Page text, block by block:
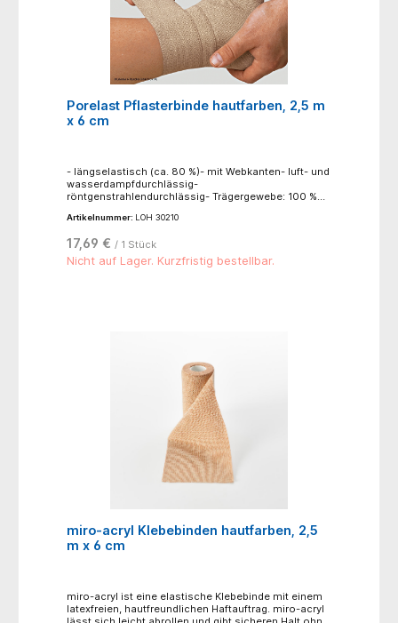
Unterzugbinde vor dem Anlegen von Leukotape®
classic.- Einzelbinde in Faltschachtel
Porelast Pflasterbinde hautfarben, 2,5 m
x 6 cm
- längselastisch (ca. 80 %)- mit Webkanten- luft- und
wasserdampfdurchlässig-
röntgenstrahlendurchlässig- Trägergewebe: 100 %
Synthesekautschukkleber- einzeln in
Kompressionsverbände in der Phlebologie, für
funktionelle Verbände in der Sportmedizin, zum
Stützen und Entlasten, bei Kontusionen,
Artikelnummer: LOH 30210
17,69 € / 1 Stück
Nicht auf Lager. Kurzfristig bestellbar.
miro-acryl Klebebinden hautfarben, 2,5
m x 6 cm
miro-acryl ist eine elastische Klebebinde mit einem
latexfreien, hautfreundlichen Haftauftrag. miro-acryl